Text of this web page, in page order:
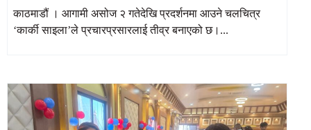
काठमाडौं । आगामी असोज २ गतेदेखि प्रदर्शनमा आउने चलचित्र
‘कार्की साइला’ले प्रचारप्रसारलाई तीव्र बनाएको छ।...